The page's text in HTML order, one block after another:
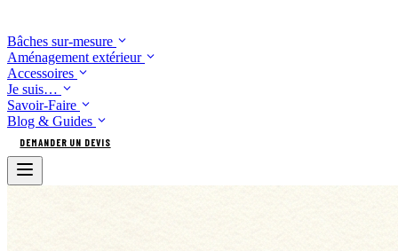
Bâches sur-mesure
Aménagement extérieur
Accessoires
Je suis…
Savoir-Faire
Blog & Guides
DEMANDER UN DEVIS